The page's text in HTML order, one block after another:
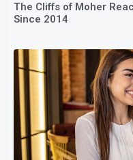
The Cliffs of Moher
Since 2014